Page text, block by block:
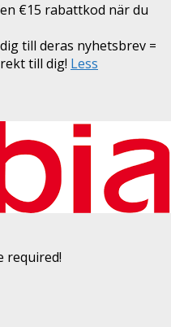
€15 rabattkod när du
till deras nyhetsbrev =
till dig! Less
required!